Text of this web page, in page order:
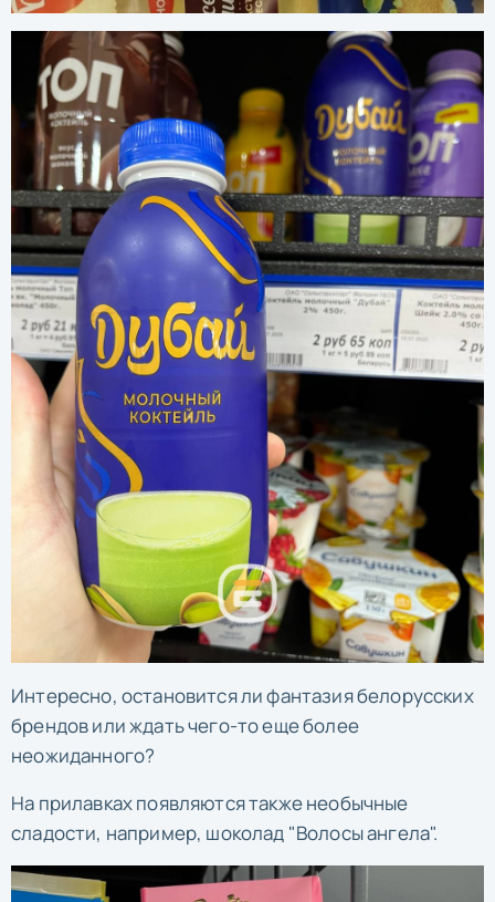
Интересно, остановится ли фантазия белорусских
брендов или ждать чего-то еще более
неожиданного?
На прилавках появляются также необычные
сладости, например, шоколад "Волосы ангела".